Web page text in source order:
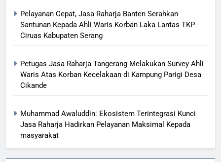
Pelayanan Cepat, Jasa Raharja Banten Serahkan
Santunan Kepada Ahli Waris Korban Laka Lantas TKP
Ciruas Kabupaten Serang
Petugas Jasa Raharja Tangerang Melakukan Survey Ahli
Waris Atas Korban Kecelakaan di Kampung Parigi Desa
Cikande
Muhammad Awaluddin: Ekosistem Terintegrasi Kunci
Jasa Raharja Hadirkan Pelayanan Maksimal Kepada
masyarakat